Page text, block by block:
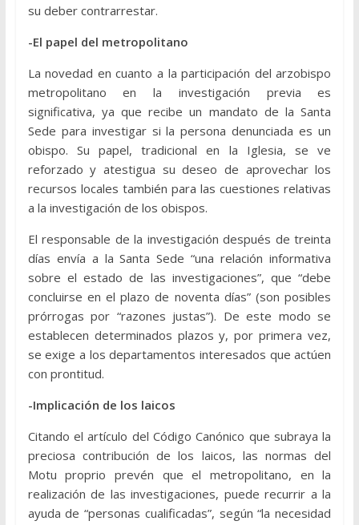
su deber contrarrestar.
-El papel del metropolitano
La novedad en cuanto a la participación del arzobispo
metropolitano en la investigación previa es
significativa, ya que recibe un mandato de la Santa
Sede para investigar si la persona denunciada es un
obispo. Su papel, tradicional en la Iglesia, se ve
reforzado y atestigua su deseo de aprovechar los
recursos locales también para las cuestiones relativas
a la investigación de los obispos.
El responsable de la investigación después de treinta
días envía a la Santa Sede “una relación informativa
sobre el estado de las investigaciones”, que “debe
concluirse en el plazo de noventa días” (son posibles
prórrogas por “razones justas”). De este modo se
establecen determinados plazos y, por primera vez,
se exige a los departamentos interesados que actúen
con prontitud.
-Implicación de los laicos
Citando el artículo del Código Canónico que subraya la
preciosa contribución de los laicos, las normas del
Motu proprio prevén que el metropolitano, en la
realización de las investigaciones, puede recurrir a la
ayuda de “personas cualificadas”, según “la necesidad